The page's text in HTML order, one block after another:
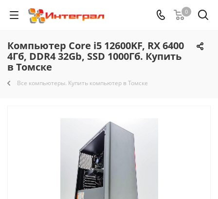
0
Компьютер Core i5 12600KF, RX 6400
4Гб, DDR4 32Gb, SSD 1000Гб. Купить
в Томске
Все компьютеры. Купить компьютер в Томске